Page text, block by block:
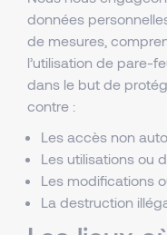
données
de mesures,
l’utilisation de pare-
dans le but de
contre :
Les accès non
Les utilisations ou
Les modifications
La destruction